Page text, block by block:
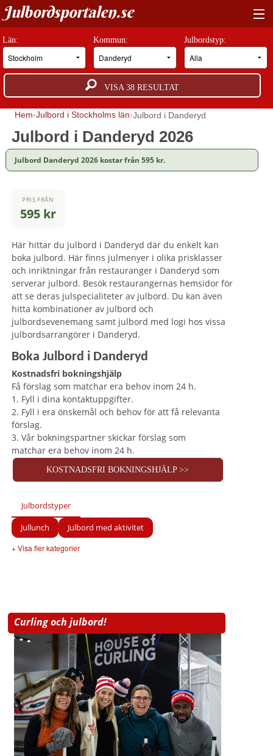
Julbordsportalen.se
HITTA RÄTT JULBORD
BOKNINGSFÖRFRÅGAN
GUIDER
OM OSS
Län: Kommun: Julbordstyp:
VISA38 RESULTAT
Hem Julbord i Stockholms län Julbord i Danderyd
Julbord i Danderyd 2026
Julbord Danderyd 2026 kostar från 595 kr.
PRIS FRÅN
595 kr
Här hittar du julbord i Danderyd där du enkelt kan
boka julbord. Här finns julmenyer i olika prisklasser
och inriktningar från restauranger i Danderyd som
serverar julbord. Besök restaurangernas hemsidor för
att se deras julspecialiteter av julbord. Du kan även
hitta kombinationer av julbord och
julbordsevenemang samt julbord med logi hos vissa
julbordsarrangörer i Danderyd.
Boka Julbord i Danderyd
Kostnadsfri bokningshjälp
Få förslag som matchar era behov inom 24 h.
1. Fyll i dina kontaktuppgifter.
2. Fyll i era önskemål och behov för att få relevanta
förslag.
3. Vår bokningspartner skickar förslag som
matchar era behov inom 24 h.
KOSTNADSFRI BOKNINGSHJÄLP >>
Julbordstyper
Jullunch
Julbord med aktivitet
+ Visa fler kategorier
Curling och julbord!